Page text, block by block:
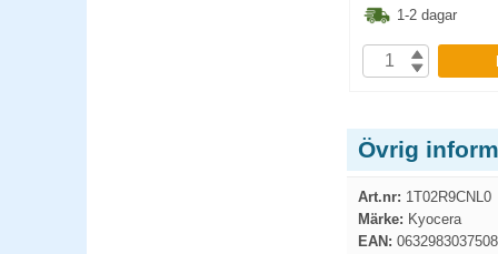
1-2 dagar
Övrig
Art.nr: 1T02R9CNL0
Märke: Kyocera
EAN: 0632983037508